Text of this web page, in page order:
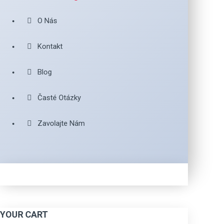
O Nás
Kontakt
Blog
Časté Otázky
Zavolajte Nám
YOUR CART